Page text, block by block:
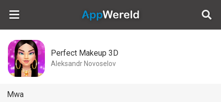
AppWereld
Perfect Makeup 3D
Aleksandr Novoselov
Mwa